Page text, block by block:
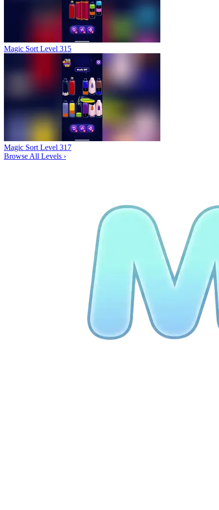
Magic Sort Level 315
Magic Sort Level 317
Browse All Levels ›